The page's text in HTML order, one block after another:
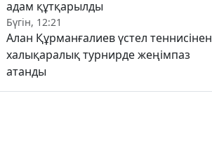
адам құтқарылды
Бүгін, 12:21
Алан Құрманғалиев үстел теннисінен
халықаралық турнирде жеңімпаз
атанды